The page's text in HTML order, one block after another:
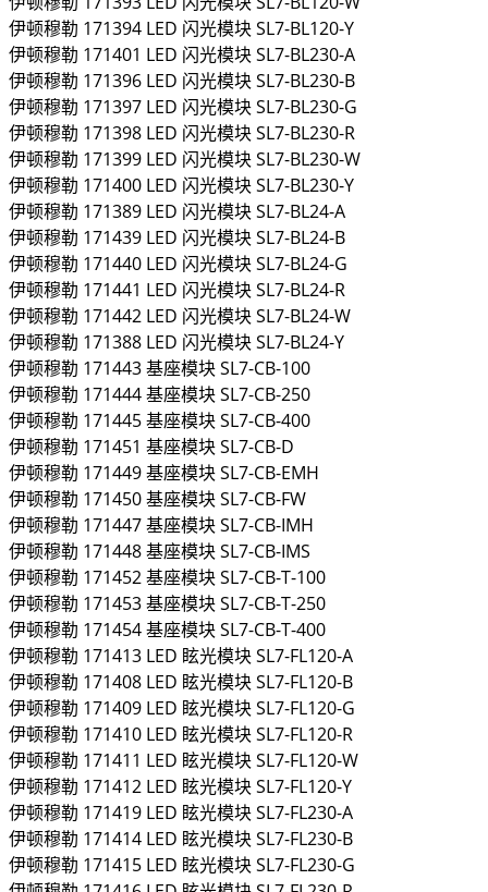
伊顿穆勒 171394 LED 闪光模块SL7-BL120-Y
伊顿穆勒 171401 LED 闪光模块SL7-BL230-A
伊顿穆勒 171396 LED 闪光模块SL7-BL230-B
伊顿穆勒 171397 LED 闪光模块SL7-BL230-G
伊顿穆勒 171398 LED 闪光模块SL7-BL230-R
伊顿穆勒 171399 LED 闪光模块SL7-BL230-W
伊顿穆勒 171400 LED 闪光模块SL7-BL230-Y
伊顿穆勒 171389 LED 闪光模块SL7-BL24-A
伊顿穆勒 171439 LED 闪光模块SL7-BL24-B
伊顿穆勒 171440 LED 闪光模块SL7-BL24-G
伊顿穆勒 171441 LED 闪光模块SL7-BL24-R
伊顿穆勒 171442 LED 闪光模块SL7-BL24-W
伊顿穆勒 171388 LED 闪光模块SL7-BL24-Y
伊顿穆勒 171443基座模块SL7-CB-100
伊顿穆勒 171444基座模块SL7-CB-250
伊顿穆勒 171445基座模块SL7-CB-400
伊顿穆勒 171451 基座模块SL7-CB-D
伊顿穆勒 171449基座模块SL7-CB-EMH
伊顿穆勒 171450基座模块SL7-CB-FW
伊顿穆勒 171447基座模块SL7-CB-IMH
伊顿穆勒 171448基座模块SL7-CB-IMS
伊顿穆勒 171452基座模块SL7-CB-T-100
伊顿穆勒 171453基座模块SL7-CB-T-250
伊顿穆勒 171454基座模块SL7-CB-T-400
伊顿穆勒 171413 LED 眩光模块SL7-FL120-A
伊顿穆勒 171408 LED 眩光模块SL7-FL120-B
伊顿穆勒 171409 LED 眩光模块SL7-FL120-G
伊顿穆勒 171410 LED 眩光模块SL7-FL120-R
伊顿穆勒 171411 LED 眩光模块SL7-FL120-W
伊顿穆勒 171412 LED 眩光模块SL7-FL120-Y
伊顿穆勒 171419 LED 眩光模块SL7-FL230-A
伊顿穆勒 171414 LED 眩光模块SL7-FL230-B
伊顿穆勒 171415 LED 眩光模块SL7-FL230-G